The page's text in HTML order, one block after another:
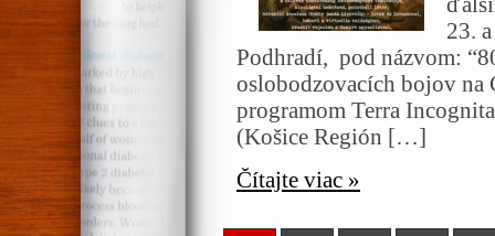
23.
Podhradí, pod názvom:
oslobodzovacích bojov na
programom Terra
(Košice Región […]
Čítajte viac »